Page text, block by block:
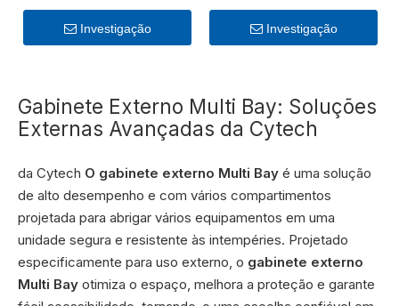
unidades de ar
condicionado de 2.000 W
Investigação
baias e resfriamento por
ventilador
Investigação
Gabinete Externo Multi Bay: Soluções
Externas Avançadas da Cytech
da Cytech O gabinete externo Multi Bay é uma solução
de alto desempenho e com vários compartimentos
projetada para abrigar vários equipamentos em uma
unidade segura e resistente às intempéries. Projetado
especificamente para uso externo, o gabinete externo
Multi Bay otimiza o espaço, melhora a proteção e garante